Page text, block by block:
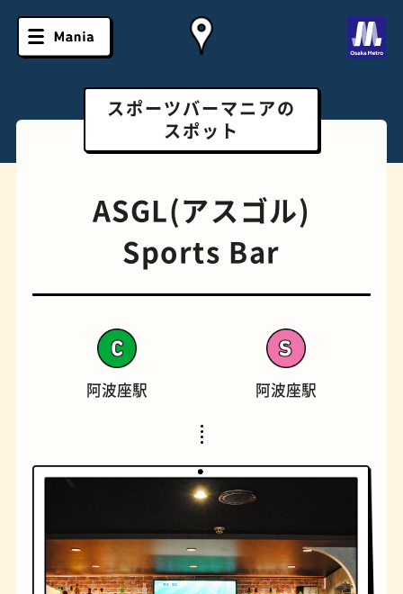
ソフトクリーム スポーツバー
スポーツバーマニアの
スポット
ASGL(アスゴル)
Sports Bar
阿波座駅 阿波座駅